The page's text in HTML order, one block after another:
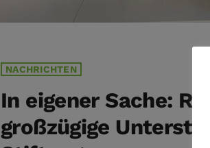
NACHRICHTEN
In eigener Sache:
großzügige